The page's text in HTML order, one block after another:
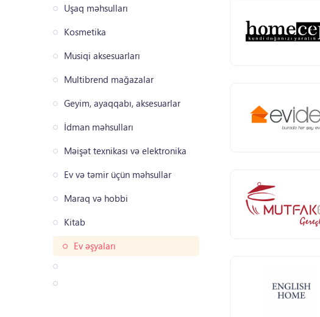
Uşaq məhsulları
Kosmetika
Musiqi aksesuarları
Multibrend mağazalar
Geyim, ayaqqabı, aksesuarlar
İdman məhsulları
Məişət texnikası və elektronika
Ev və təmir üçün məhsullar
Maraq və hobbi
Kitab
Ev əşyaları